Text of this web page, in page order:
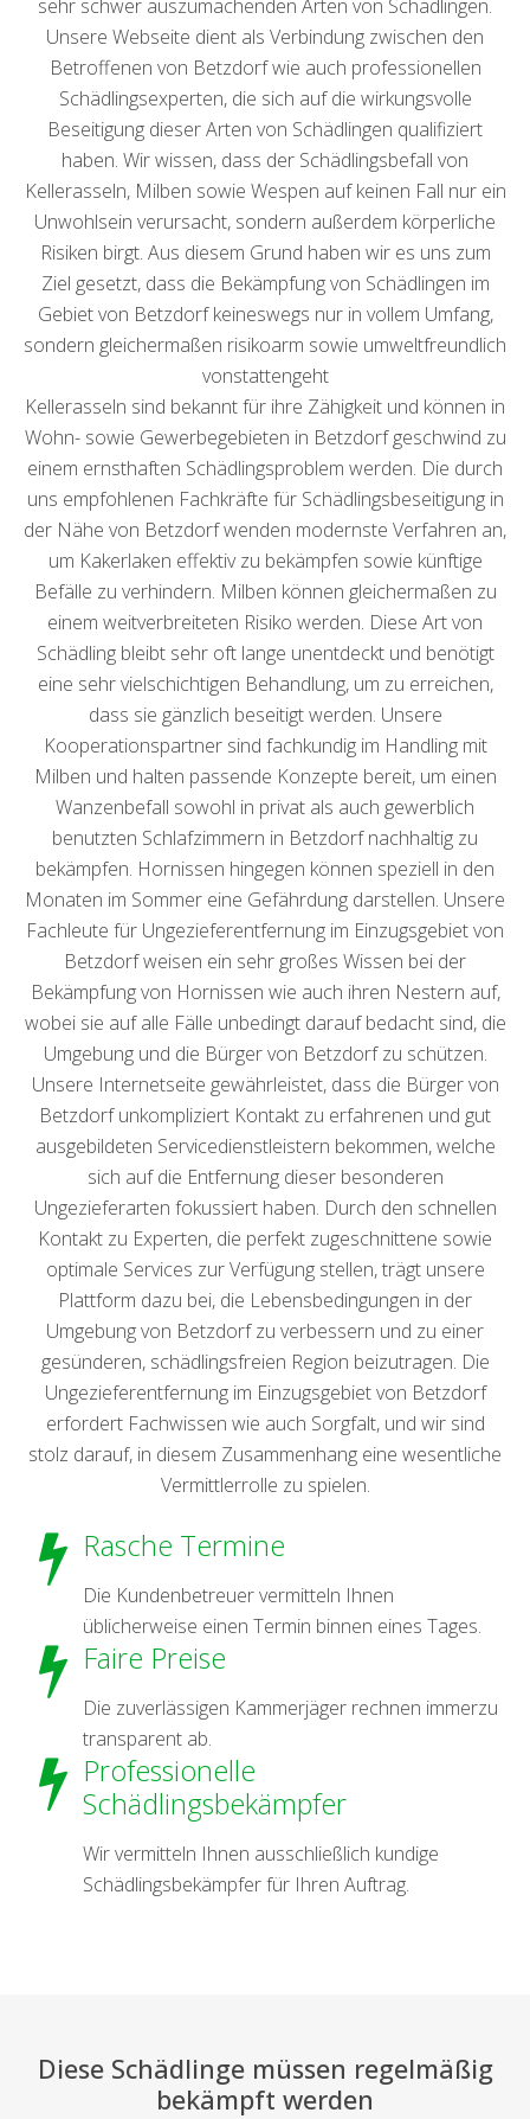
sehr schwer auszumachenden Arten von Schädlingen.
Unsere Webseite dient als Verbindung zwischen den
Betroffenen von Betzdorf wie auch professionellen
Schädlingsexperten, die sich auf die wirkungsvolle
Beseitigung dieser Arten von Schädlingen qualifiziert
haben. Wir wissen, dass der Schädlingsbefall von
Kellerasseln, Milben sowie Wespen auf keinen Fall nur ein
Unwohlsein verursacht, sondern außerdem körperliche
Risiken birgt. Aus diesem Grund haben wir es uns zum
Ziel gesetzt, dass die Bekämpfung von Schädlingen im
Gebiet von Betzdorf keineswegs nur in vollem Umfang,
sondern gleichermaßen risikoarm sowie umweltfreundlich
vonstattengeht
Kellerasseln sind bekannt für ihre Zähigkeit und können in
Wohn- sowie Gewerbegebieten in Betzdorf geschwind zu
einem ernsthaften Schädlingsproblem werden. Die durch
uns empfohlenen Fachkräfte für Schädlingsbeseitigung in
der Nähe von Betzdorf wenden modernste Verfahren an,
um Kakerlaken effektiv zu bekämpfen sowie künftige
Befälle zu verhindern. Milben können gleichermaßen zu
einem weitverbreiteten Risiko werden. Diese Art von
Schädling bleibt sehr oft lange unentdeckt und benötigt
eine sehr vielschichtigen Behandlung, um zu erreichen,
dass sie gänzlich beseitigt werden. Unsere
Kooperationspartner sind fachkundig im Handling mit
Milben und halten passende Konzepte bereit, um einen
Wanzenbefall sowohl in privat als auch gewerblich
benutzten Schlafzimmern in Betzdorf nachhaltig zu
bekämpfen. Hornissen hingegen können speziell in den
Monaten im Sommer eine Gefährdung darstellen. Unsere
Fachleute für Ungezieferentfernung im Einzugsgebiet von
Betzdorf weisen ein sehr großes Wissen bei der
Bekämpfung von Hornissen wie auch ihren Nestern auf,
wobei sie auf alle Fälle unbedingt darauf bedacht sind, die
Umgebung und die Bürger von Betzdorf zu schützen.
Unsere Internetseite gewährleistet, dass die Bürger von
Betzdorf unkompliziert Kontakt zu erfahrenen und gut
ausgebildeten Servicedienstleistern bekommen, welche
sich auf die Entfernung dieser besonderen
Ungezieferarten fokussiert haben. Durch den schnellen
Kontakt zu Experten, die perfekt zugeschnittene sowie
optimale Services zur Verfügung stellen, trägt unsere
Plattform dazu bei, die Lebensbedingungen in der
Umgebung von Betzdorf zu verbessern und zu einer
gesünderen, schädlingsfreien Region beizutragen. Die
Ungezieferentfernung im Einzugsgebiet von Betzdorf
erfordert Fachwissen wie auch Sorgfalt, und wir sind
stolz darauf, in diesem Zusammenhang eine wesentliche
Vermittlerrolle zu spielen.
Rasche Termine
Die Kundenbetreuer vermitteln Ihnen
üblicherweise einen Termin binnen eines Tages.
Faire Preise
Die zuverlässigen Kammerjäger rechnen immerzu
transparent ab.
Professionelle
Schädlingsbekämpfer
Wir vermitteln Ihnen ausschließlich kundige
Schädlingsbekämpfer für Ihren Auftrag.
Diese Schädlinge müssen regelmäßig
bekämpft werden